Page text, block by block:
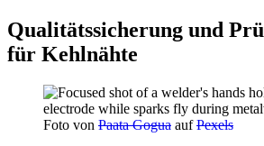
Qualitätssicherung und
für Kehlnähte
Foto von Paata Gogua aufPexels